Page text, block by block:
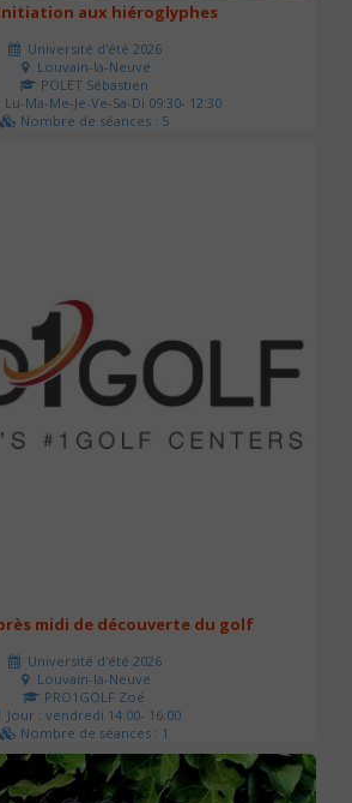
Initiation aux hiéroglyphes
Université d'été 2026
Louvain-la-Neuve
POLET Sébastien
Lu-Ma-Me-Je-Ve-Sa-Di 09:30- 12:30
Nombre de séances : 5
midi de découverte du golf
Université d'été 2026
Louvain-la-Neuve
PRO1GOLF Zoé
Jour : vendredi 14:00- 16:00
Nombre de séances : 1
45 €